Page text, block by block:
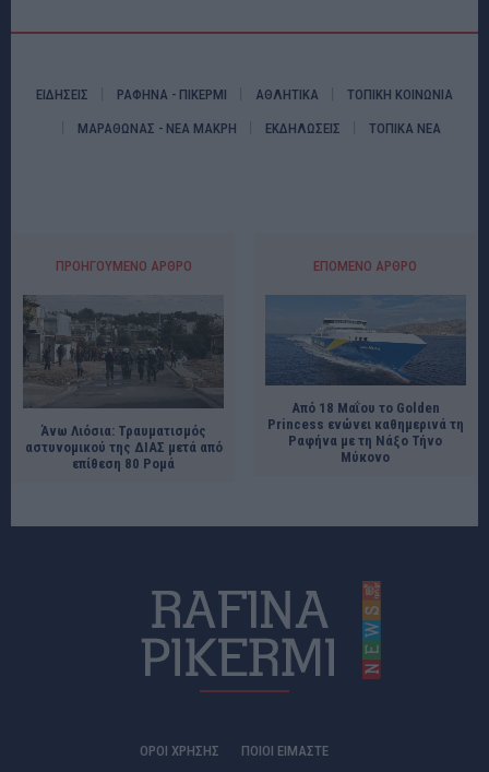
ΕΙΔΗΣΕΙΣ ΡΑΦΗΝΑ - ΠΙΚΕΡΜΙ ΑΘΛΗΤΙΚΑ ΤΟΠΙΚΗ ΚΟΙΝΩΝΙΑ
ΜΑΡΑΘΩΝΑΣ - ΝΕΑ ΜΑΚΡΗ ΕΚΔΗΛΩΣΕΙΣ ΤΟΠΙΚΑ ΝΕΑ
ΠΡΟΗΓΟΎΜΕΝΟ ΆΡΘΡΟ
Άνω Λιόσια: Τραυματισμός
αστυνομικού της ΔΙΑΣ μετά από
επίθεση 80 Ρομά
ΕΠΌΜΕΝΟ ΆΡΘΡΟ
Από 18 Μαΐου το Golden
Princess ενώνει καθημερινά τη
Ραφήνα με τη Νάξο Τήνο
Μύκονο
ΟΡΟΙ ΧΡΗΣΗΣ ΠΟΙΟΊ ΕΊΜΑΣΤΕ